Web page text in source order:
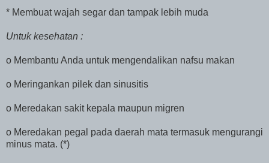
* Membuat wajah segar dan tampak lebih muda
Untuk kesehatan :
o Membantu Anda untuk mengendalikan nafsu makan
o Meringankan pilek dan sinusitis
o Meredakan sakit kepala maupun migren
o Meredakan pegal pada daerah mata termasuk mengurangi
minus mata. (*)